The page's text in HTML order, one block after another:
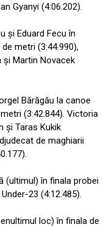
Gyanyi (4:06.202).
şi Eduard Fecu în
metri (3:44.990),
şi Martin Novacek
Bărăgău la canoe
(3:42.844). Victoria
şi Taras Kukik
de maghiarii
(ultimul) în finala probei
23 (4:12.485).
loc) în finala de